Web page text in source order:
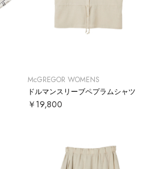
McGREGOR WOMENS
ドルマンスリーブペプラムシャツ
￥19,800